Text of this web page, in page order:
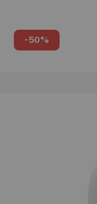
-50%